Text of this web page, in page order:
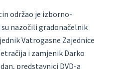
održao je izborno-
nazočili gradonačelnik
Vatrogasne Zajednice
i zamjenik Darko
predstavnici DVD-a